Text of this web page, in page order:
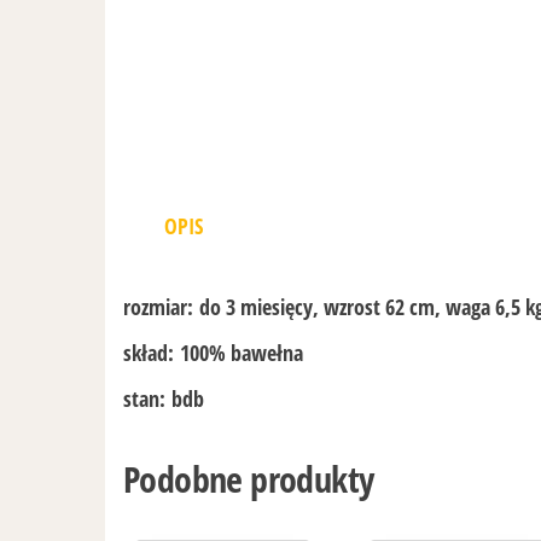
OPIS
rozmiar: do 3 miesięcy, wzrost 62 cm, waga 6,5
skład: 100% bawełna
stan: bdb
Podobne produkty